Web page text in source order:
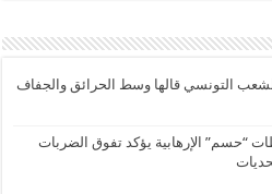
التونسي قالها وسط الحرائق والجفاف
“حسم” الإرهابية يؤكد تفوق الضربات